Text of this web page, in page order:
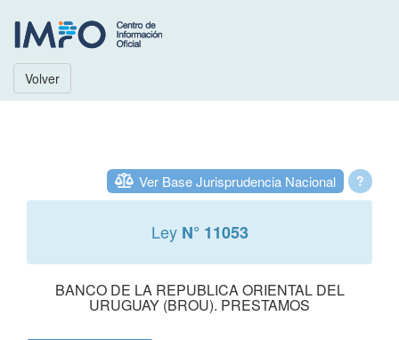
Volver
?
Ver Base Jurisprudencia Nacional
Ley N° 11053
BANCO DE LA REPUBLICA ORIENTAL DEL
URUGUAY (BROU). PRESTAMOS